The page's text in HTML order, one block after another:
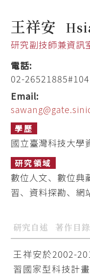
王祥安
研究副技師兼資訊
電話:
02-26521885#104
Email:
學歷
國立臺灣科技大學
研究領域
數位人文、數位典
習、資料探勘、網
研究自述 著作目錄
王祥安於2002-
習國家型科技計